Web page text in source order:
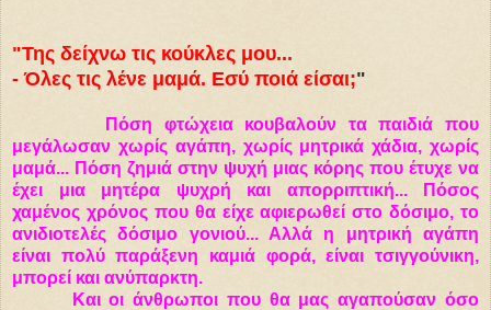
"Της δείχνω τις κούκλες μου...
- Όλες τις λένε μαμά. Εσύ ποιά είσαι;"
Πόση φτώχεια κουβαλούν τα παιδιά που
μεγάλωσαν χωρίς αγάπη, χωρίς μητρικά χάδια, χωρίς
μαμά... Πόση ζημιά στην ψυχή μιας κόρης που έτυχε να
έχει μια μητέρα ψυχρή και απορριπτική... Πόσος
χαμένος χρόνος που θα είχε αφιερωθεί στο δόσιμο, το
ανιδιοτελές δόσιμο γονιού... Αλλά η μητρική αγάπη
είναι πολύ παράξενη καμιά φορά, είναι τσιγγούνικη,
μπορεί και ανύπαρκτη.
Και οι άνθρωποι που θα μας αγαπούσαν όσο